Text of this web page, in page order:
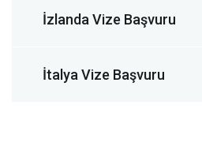
İzlanda Vize Başvuru
İtalya Vize Başvuru